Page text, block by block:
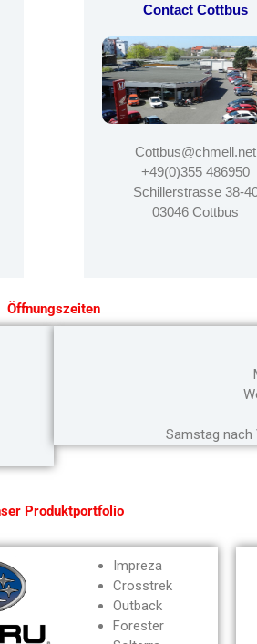
Contact Cottbus
Cottbus@chmell.net
+49(0)355 486950
Schillerstrasse 38-
03046 Cottbus
Öffnungszeiten
Samstag nach
Produktportfolio
Impreza
Crosstrek
Outback
Forester